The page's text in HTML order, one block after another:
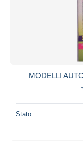
MODELLI
Stato